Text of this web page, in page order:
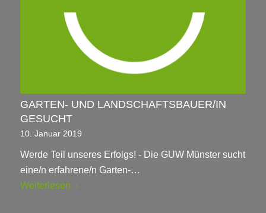
GARTEN- UND LANDSCHAFTSBAUER/IN
GESUCHT
10. Januar 2019
Werde Teil unseres Erfolgs! - Die GUW Münster sucht
eine/n erfahrene/n Garten-…
Weiterlesen